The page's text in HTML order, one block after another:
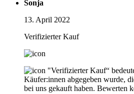
Sonja
13. April 2022
Verifizierter Kauf
"Verifizierter Kauf“
Käufer:innen abgegeben wurde,
bei uns gekauft haben. Bewerten